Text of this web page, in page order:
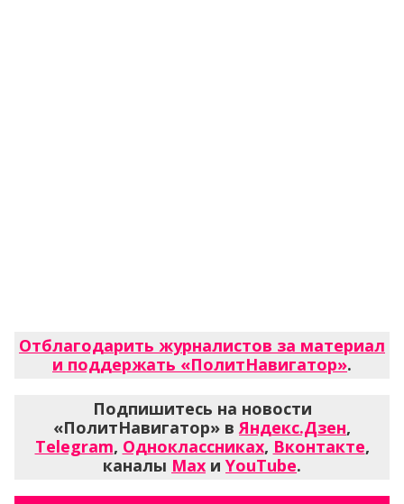
Отблагодарить журналистов за материал
и поддержать «ПолитНавигатор».
Подпишитесь на новости
«ПолитНавигатор» вЯндекс.Дзен,
Telegram, Одноклассниках, Вконтакте,
каналы Max и YouTube.